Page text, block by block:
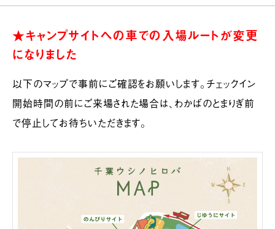
★キャンプサイトへの車での入場ルートが変更
になりました
以下のマップで事前にご確認をお願いします。チェックイン
開始時間の前にご来場された場合は、わかばのとまりぎ前
で停止してお待ちいただきます。